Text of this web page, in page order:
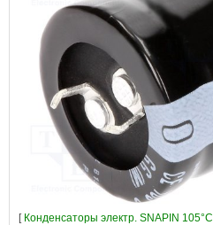
[ Конденсаторы электр. SNAPIN 105°C